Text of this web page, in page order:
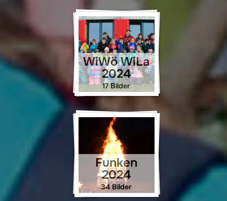
WiWö WiLa
2024
17 Bilder
Funken
2024
34 Bilder